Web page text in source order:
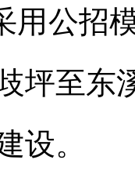
用公招
坪至东
设。